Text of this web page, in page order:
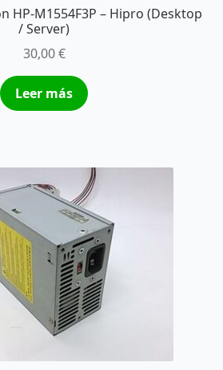
HP-M1554F3P – Hipro (Desktop
/ Server)
30,00€
Leer más